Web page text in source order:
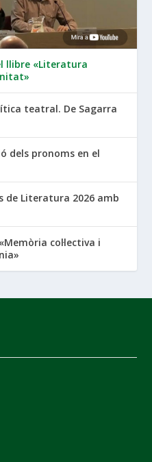
llibre «Literatura
teatral. De Sagarra
dels pronoms en el
de Literatura 2026 amb
col·lectiva i